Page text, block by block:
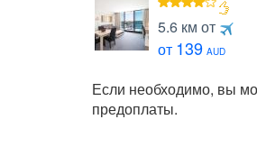
4
звезды
5.6 км от
от 139 AUD
Если необходимо, вы
предоплаты.